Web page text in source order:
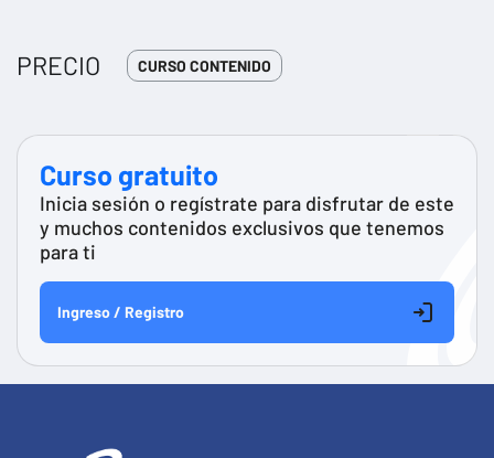
PRECIO CURSO CONTENIDO
Curso gratuito
Inicia sesión o regístrate para disfrutar de este
y muchos contenidos exclusivos que tenemos
para ti
Ingreso / Registro